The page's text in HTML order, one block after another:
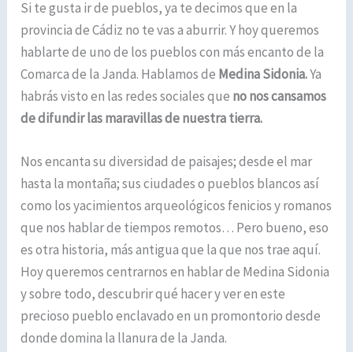
Si te gusta ir de pueblos, ya te decimos que en la
provincia de Cádiz no te vas a aburrir. Y hoy queremos
hablarte de uno de los pueblos con más encanto de la
Comarca de la Janda. Hablamos de Medina Sidonia.Ya
habrás visto en las redes sociales que no nos cansamos
de difundir las maravillas de nuestra tierra.
Nos encanta su diversidad de paisajes; desde el mar
hasta la montaña; sus ciudades o pueblos blancos así
como los yacimientos arqueológicos fenicios y romanos
que nos hablar de tiempos remotos… Pero bueno, eso
es otra historia, más antigua que la que nos trae aquí.
Hoy queremos centrarnos en hablar de Medina Sidonia
y sobre todo, descubrir qué hacer y ver en este
precioso pueblo enclavado en un promontorio desde
donde domina la llanura de la Janda.